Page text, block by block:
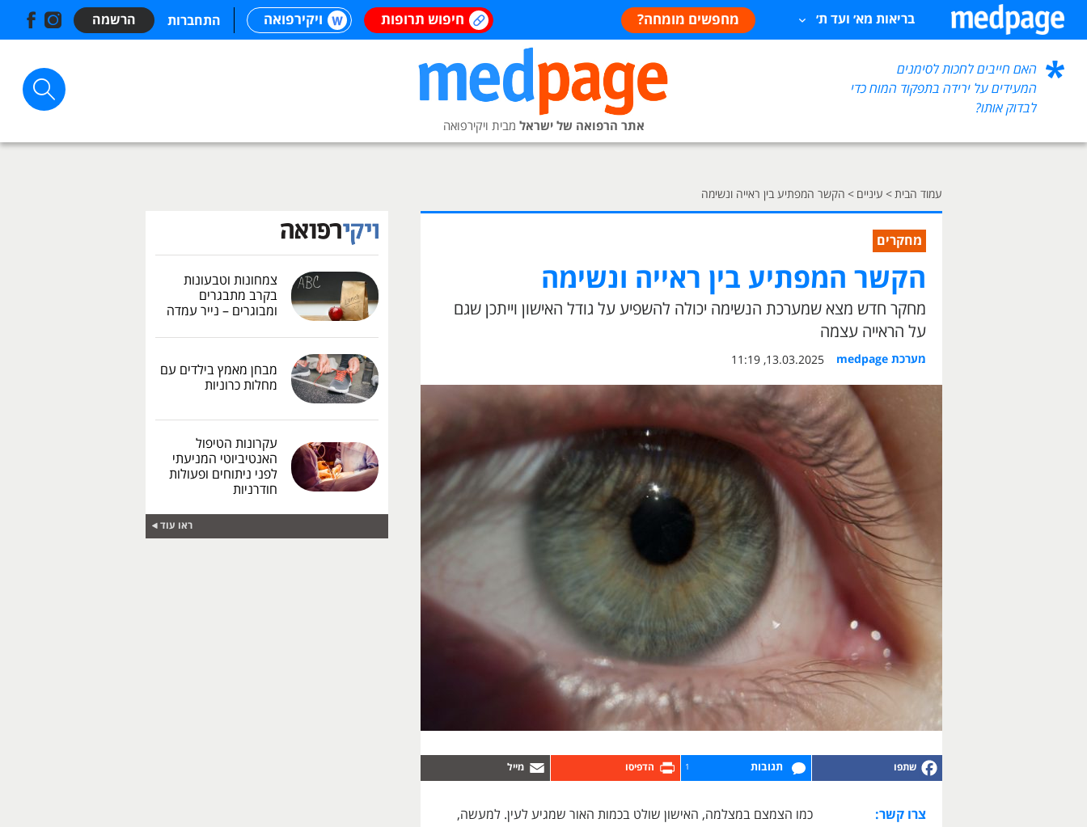
בריאות מא׳ ועד ת׳ מחפשים מומחה? חיפוש תרופות ויקירפואה התחברות הרשמה
האם חייבים לחכות לסימנים
המעידים על ירידה בתפקוד המוח כדי
לבדוק אותו?
אתר הרפואה של ישראל מבית ויקירפואה
עמוד הבית > עיניים > הקשר המפתיע בין ראייה ונשימה
מחקרים
הקשר המפתיע בין ראייה ונשימה
מחקר חדש מצא שמערכת הנשימה יכולה להשפיע על גודל האישון וייתכן שגם
על הראייה עצמה
מערכת medpage 13.03.2025, 11:19
תגובות 1
צרו קשר:
כמו הצמצם במצלמה, האישון שולט בכמות האור שמגיע לעין. למעשה,
צמחונות וטבעונות
בקרב מתבגרים
ומבוגרים – נייר עמדה
מבחן מאמץ בילדים עם
מחלות כרוניות
עקרונות הטיפול
האנטיביוטי המניעתי
לפני ניתוחים ופעולות
חודרניות
ראו עוד